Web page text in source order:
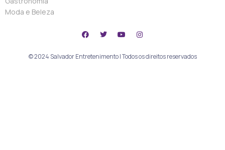
Moda e Beleza
© 2024 Salvador Entretenimento | Todos os direitos reservados